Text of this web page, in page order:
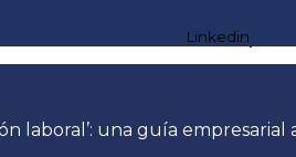
Linkedin
laboral’: una guía